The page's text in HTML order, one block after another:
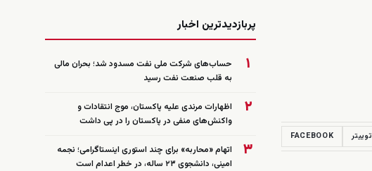
توییتر FACEBOOK
پربازدیدترین اخبار
۱
حساب‌های شرکت ملی نفت مسدود شد؛ بحران مالی
به قلب صنعت نفت رسید
۲
اظهارات مرندی علیه پاکستان، موج انتقادات و
واکنش‌های منفی در پاکستان را در پی داشت
۳
اتهام «محاربه» برای چند استوری اینستاگرامی؛ نجمه
امینی، دانشجوی ۲۳ ساله، در خطر اعدام است